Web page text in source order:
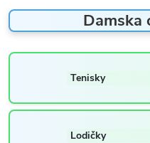
Damska
Tenisky
Lodičky